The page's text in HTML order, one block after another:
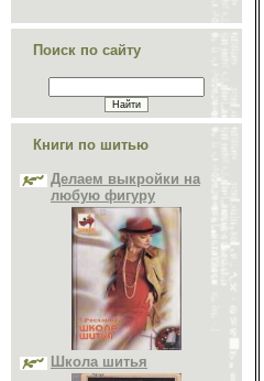
Поиск по сайту
Книги по шитью
Делаем выкройки на
любую фигуру
Школа шитья